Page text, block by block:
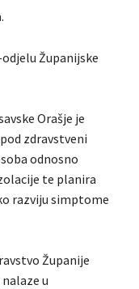
Županijske
Orašje je
zdravstveni
odnosno
te planira
razviju simptome
Županije
u